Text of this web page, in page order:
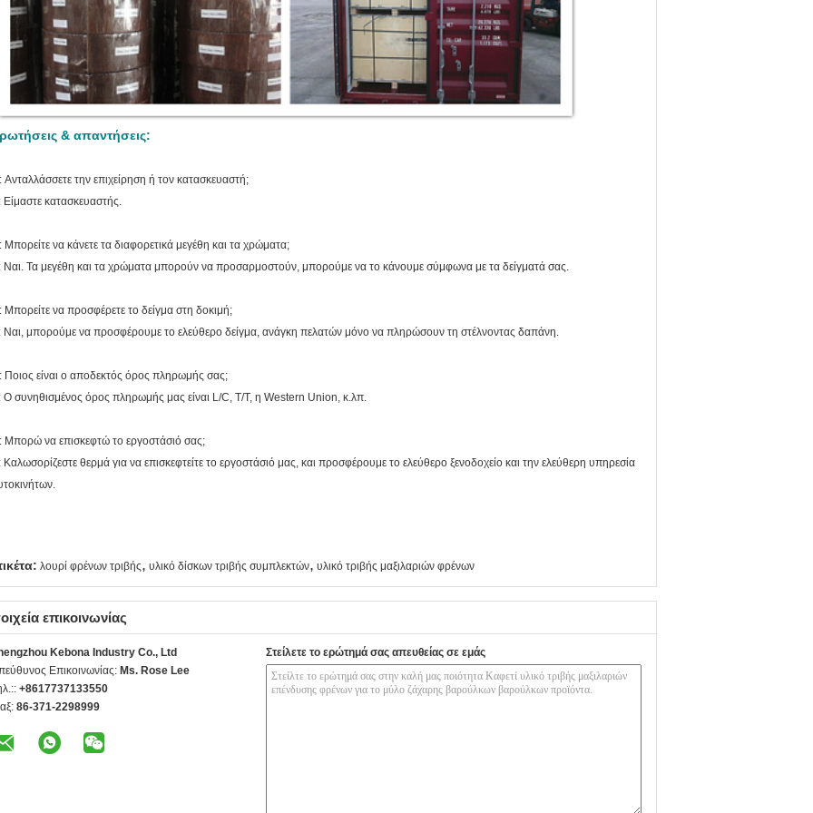
& απαντήσεις:
Ανταλλάσσετε την επιχείρηση ή τον κατασκευαστή;
Είμαστε κατασκευαστής.
Μπορείτε να κάνετε τα διαφορετικά μεγέθη και τα χρώματα;
Ναι. Τα μεγέθη και τα χρώματα μπορούν να προσαρμοστούν, μπορούμε να το κάνουμε σύμφωνα με τα δείγματά σας.
Μπορείτε να προσφέρετε το δείγμα στη δοκιμή;
Ναι, μπορούμε να προσφέρουμε το ελεύθερο δείγμα, ανάγκη πελατών μόνο να πληρώσουν τη στέλνοντας δαπάνη.
Ποιος είναι ο αποδεκτός όρος πληρωμής σας;
Ο συνηθισμένος όρος πληρωμής μας είναι L/C, T/T, η Western Union, κ.λπ.
Μπορώ να επισκεφτώ το εργοστάσιό σας;
Καλωσορίζεστε θερμά για να επισκεφτείτε το εργοστάσιό μας, και προσφέρουμε το ελεύθερο ξενοδοχείο και την ελεύθερη υπηρεσία
λουρί φρένων τριβής, υλικό δίσκων τριβής συμπλεκτών, υλικό τριβής μαξιλαριών φρένων
επικοινωνίας
Kebona Industry Co., Ltd
Επικοινωνίας: Ms. Rose Lee
+8617737133550
86-371-2298999
Στείλετε το ερώτημά σας απευθείας σε εμάς